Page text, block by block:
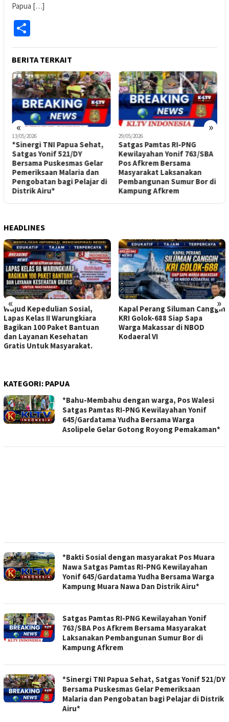
Papua […]
BERITA TERKAIT
« »
13/05/2026
*Sinergi TNI Papua Sehat,
Satgas Yonif 521/DY
Bersama Puskesmas Gelar
Pemeriksaan Malaria dan
Pengobatan bagi Pelajar di
Distrik Airu*
29/05/2026
Satgas Pamtas RI-PNG
Kewilayahan Yonif 763/SBA
Pos Afkrem Bersama
Masyarakat Laksanakan
Pembangunan Sumur Bor di
Kampung Afkrem
HEADLINES
« »
Wujud Kepedulian Sosial,
Lapas Kelas II Warungkiara
Bagikan 100 Paket Bantuan
dan Layanan Kesehatan
Gratis Untuk Masyarakat.
Kapal Perang Siluman Canggih
KRI Golok-688 Siap Sapa
Warga Makassar di NBOD
Kodaeral VI
KATEGORI: PAPUA
*Bahu-Membahu dengan warga, Pos Walesi
Satgas Pamtas RI-PNG Kewilayahan Yonif
645/Gardatama Yudha Bersama Warga
Asolipele Gelar Gotong Royong Pemakaman*
‎*Bakti Sosial dengan masyarakat Pos Muara
Nawa Satgas Pamtas RI-PNG Kewilayahan
Yonif 645/Gardatama Yudha Bersama Warga
Kampung Muara Nawa Dan Distrik Airu*
Satgas Pamtas RI-PNG Kewilayahan Yonif
763/SBA Pos Afkrem Bersama Masyarakat
Laksanakan Pembangunan Sumur Bor di
Kampung Afkrem
*Sinergi TNI Papua Sehat, Satgas Yonif 521/DY
Bersama Puskesmas Gelar Pemeriksaan
Malaria dan Pengobatan bagi Pelajar di Distrik
Airu*